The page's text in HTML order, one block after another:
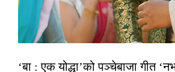
‘बा : एक योद्धा’को पञ्चेबाजा गीत